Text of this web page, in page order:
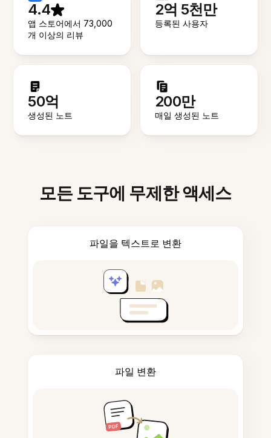
4.4
앱 스토어에서 73,000
개 이상의 리뷰
2억 5천만
등록된 사용자
50억
생성된 노트
200만
매일 생성된 노트
모든 도구에 무제한 액세스
파일을 텍스트로 변환
파일 변환